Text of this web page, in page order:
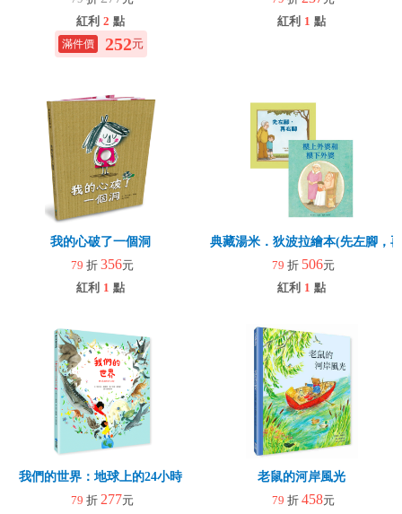
紅利 2 點
252元
紅利 1 點
我的心破了一個洞
79 折 356元
紅利 1 點
典藏湯米．狄波拉繪本(先左腳，
79 折 506元
紅利 1 點
我們的世界：地球上的24小時
79 折 277元
老鼠的河岸風光
79 折 458元